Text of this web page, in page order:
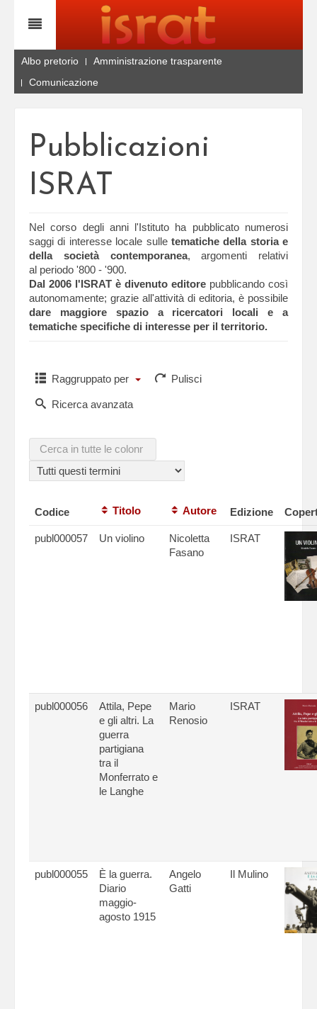
Albo pretorio
Amministrazione trasparente
Comunicazione
Pubblicazioni
ISRAT
Nel corso degli anni l'Istituto ha pubblicato numerosi
saggi di interesse locale sulle tematiche della storia e
della società contemporanea, argomenti relativi
al periodo '800 - '900.
Dal 2006 l'ISRAT è divenuto editore pubblicando così
autonomamente; grazie all'attività di editoria, è possibile
dare maggiore spazio a ricercatori locali e a
tematiche specifiche di interesse per il territorio.
Raggruppato per Pulisci
Ricerca avanzata
Codice Titolo Autore Edizione
publ000057 Un violino
Nicoletta
Fasano
ISRAT
publ000056
Attila, Pepe
e gli altri. La
guerra
partigiana
tra il
Monferrato e
le Langhe
Mario
Renosio
ISRAT
publ000055
È la guerra.
Diario
maggio-
agosto 1915
Angelo
Gatti
Il Mulino